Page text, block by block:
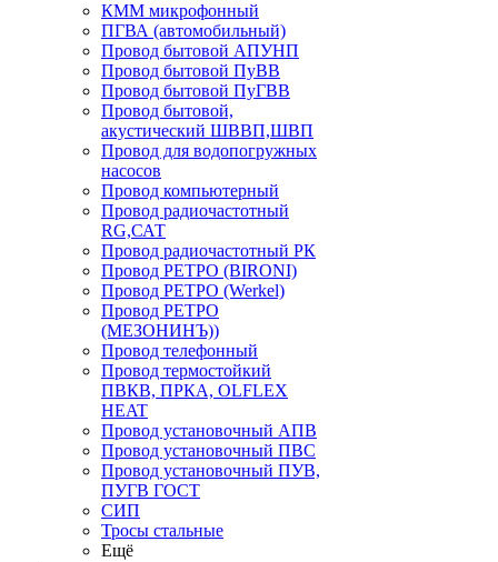
КММ микрофонный
ПГВА (автомобильный)
Провод бытовой АПУНП
Провод бытовой ПуВВ
Провод бытовой ПуГВВ
Провод бытовой,
акустический ШВВП,ШВП
Провод для водопогружных
насосов
Провод компьютерный
Провод радиочастотный
RG,САТ
Провод радиочастотный РК
Провод РЕТРО (BIRONI)
Провод РЕТРО (Werkel)
Провод РЕТРО
(МЕЗОНИНЪ))
Провод телефонный
Провод термостойкий
ПВКВ, ПРКА, OLFLEX
HEAT
Провод установочный АПВ
Провод установочный ПВС
Провод установочный ПУВ,
ПУГВ ГОСТ
СИП
Тросы стальные
Ещё